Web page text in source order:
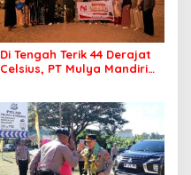
Di Tengah Terik 44 Derajat
Celsius, PT Mulya Mandiri
Nyaman Beribadah